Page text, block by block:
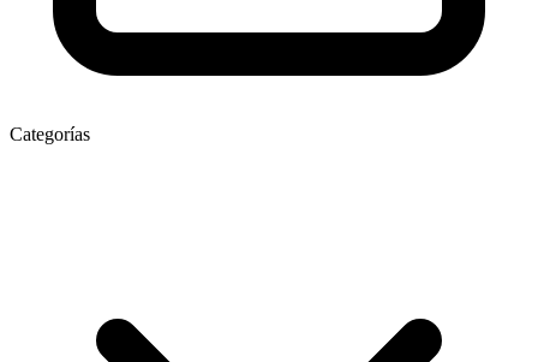
Categorías